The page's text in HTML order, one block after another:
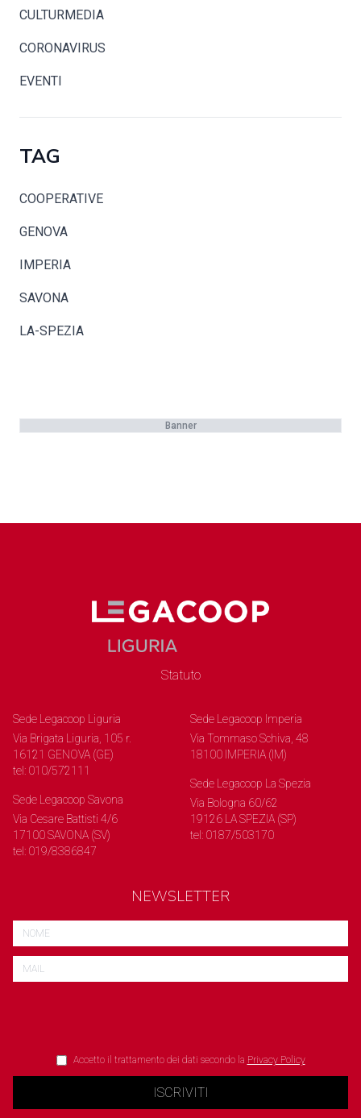
CULTURMEDIA
CORONAVIRUS
EVENTI
TAG
COOPERATIVE
GENOVA
IMPERIA
SAVONA
LA-SPEZIA
Banner
Statuto
Sede Legacoop Liguria
Via Brigata Liguria, 105 r.
16121 GENOVA (GE)
tel: 010/572111
Sede Legacoop Savona
Via Cesare Battisti 4/6
17100 SAVONA (SV)
tel: 019/8386847
Sede Legacoop Imperia
Via Tommaso Schiva, 48
18100 IMPERIA (IM)
Sede Legacoop La Spezia
Via Bologna 60/62
19126 LA SPEZIA (SP)
tel: 0187/503170
NEWSLETTER
Accetto il trattamento dei dati secondo la Privacy Policy
ISCRIVITI